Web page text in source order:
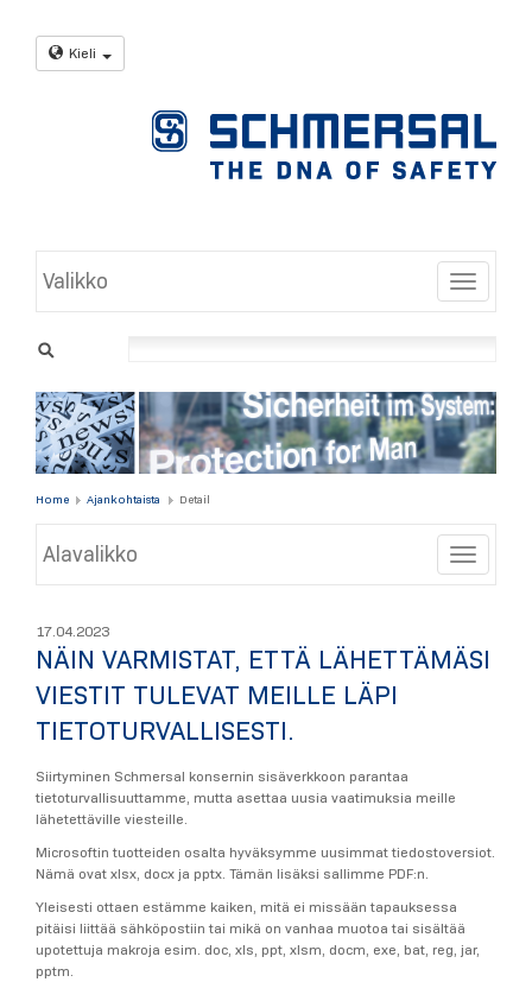
Kieli
Toggle
Valikko
Home Ajankohtaista Detail
Toggle
Alavalikko
17.04.2023
NÄIN VARMISTAT, ETTÄ LÄHETTÄMÄSI
VIESTIT TULEVAT MEILLE LÄPI
TIETOTURVALLISESTI.
Siirtyminen Schmersal konsernin sisäverkkoon parantaa
tietoturvallisuuttamme, mutta asettaa uusia vaatimuksia meille
lähetettäville viesteille.
Microsoftin tuotteiden osalta hyväksymme uusimmat tiedostoversiot.
Nämä ovat xlsx, docx ja pptx. Tämän lisäksi sallimme PDF:n.
Yleisesti ottaen estämme kaiken, mitä ei missään tapauksessa
pitäisi liittää sähköpostiin tai mikä on vanhaa muotoa tai sisältää
upotettuja makroja esim. doc, xls, ppt, xlsm, docm, exe, bat, reg, jar,
pptm.